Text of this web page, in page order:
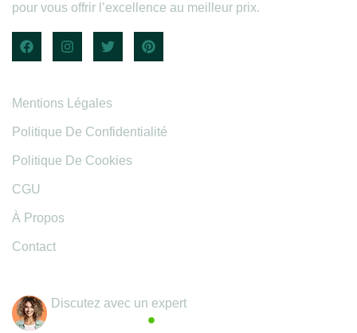
pour vous offrir l’excellence au meilleur prix.
Mentions Légales
Politique De Confidentialité
Politique De Cookies
CGU
À Propos
Contact
Discutez avec un expert